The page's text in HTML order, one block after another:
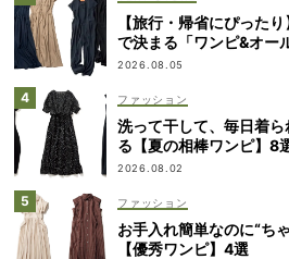
【旅行・帰省にぴった
で決まる「ワンピ&オー
2026.08.05
ファッション
洗って干して、毎日着
る【夏の相棒ワンピ】8
2026.08.02
ファッション
お手入れ簡単なのに“ち
【優秀ワンピ】4選